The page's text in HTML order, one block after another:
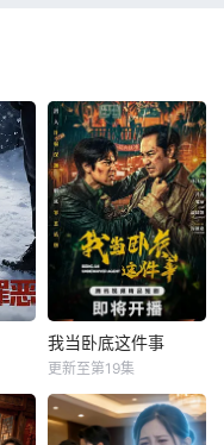
我当卧底这件事
更新至第19集